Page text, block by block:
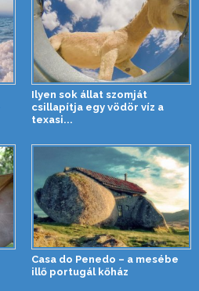
Ilyen sok állat szomját
csillapítja egy vödör víz a
texasi...
Casa do Penedo – a mesébe
illő portugál kőház